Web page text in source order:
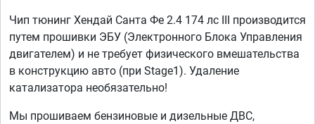
Чип тюнинг Хендай Санта Фе 2.4 174 лс III производится
путем прошивки ЭБУ (Электронного Блока Управления
двигателем) и не требует физического вмешательства
в конструкцию авто (при Stage1). Удаление
катализатора необязательно!
Мы прошиваем бензиновые и дизельные ДВС,